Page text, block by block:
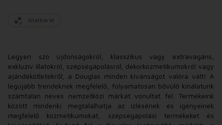
állatbarát
Legyen szó újdonságokról, klasszikus vagy extravagáns,
exkluzív illatokról, szépségápolásról, dekorkozmetikumokról vagy
ajándékötletekről, a Douglas minden kívánságot valóra vált! A
legújabb trendeknek megfelelő, folyamatosan bővülő kínálatunk
számtalan neves nemzetközi márkát vonultat fel. Termékeink
között mindenki megtalálhatja az ízlésének és igényeinek
megfelelő kozmetikumokat, szépségápolási termékeket és